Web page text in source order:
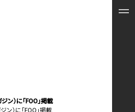
ン）に「FOO」掲載
ン）に「FOO」掲載